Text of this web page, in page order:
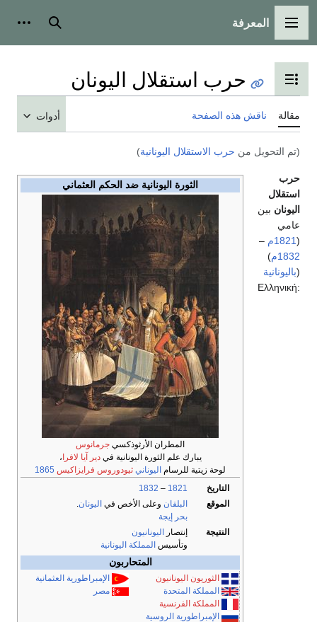
القائمة الرئيسية
المعرفة بحث
تبديل عرض جدول المحتويات
حرب استقلال اليونان
مقالة ناقش هذه الصفحة أدوات
(تم التحويل من حرب الاستقلال اليونانية)
الثورة اليونانية ضد الحكم العثماني
المطران الأرثوذكسي جرمانوس
يبارك علم الثورة اليونانية فيدير آيا لافرا ،
لوحة زيتية للرسام اليوناني ثيودوروس فرايزاكيس 1865
التاريخ
1821
–
1832
الموقع
البلقان وعلى الأخص في اليونان.
بحر إيجة
النتيجة
إنتصار
اليونانيون
وتأسيس المملكة اليونانية
المتحاربون
الثوريون اليونانيون
المملكة المتحدة
المملكة الفرنسية
الإمبراطورية الروسية
الإمبراطورية العثمانية
مصر
حرب
استقلال
اليونان بين
عامي
(1821م
–
1832م
)
(باليونانية
:Ελληνική